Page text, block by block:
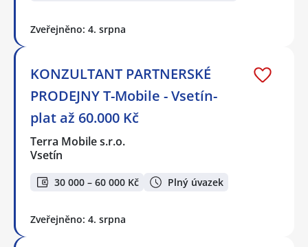
Zveřejněno: 4. srpna
KONZULTANT PARTNERSKÉ
PRODEJNY T-Mobile - Vsetín-
plat až 60.000 Kč
Terra Mobile s.r.o.
Vsetín
30 000 – 60 000 Kč Plný úvazek
Zveřejněno: 4. srpna